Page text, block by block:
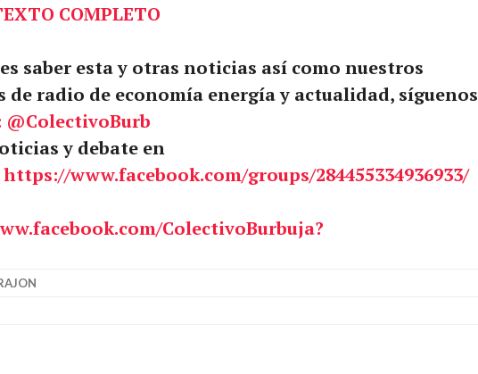
COMPLETO
saber esta y otras noticias así como nuestros
de radio de economía energía y actualidad, síguenos
@ColectivoBurb
y debate en
https://www.facebook.com/groups/284455334936933/
ColectivoBurbuja?